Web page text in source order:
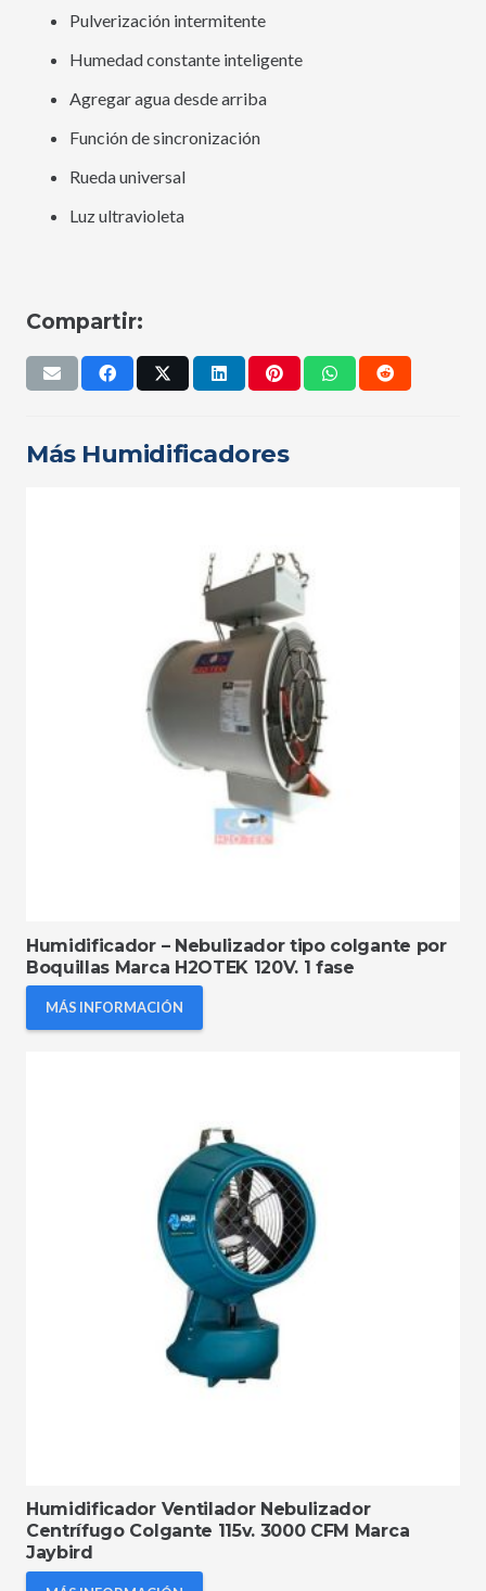
Pulverización intermitente
Humedad constante inteligente
Agregar agua desde arriba
Función de sincronización
Rueda universal
Luz ultravioleta
Compartir:
Más Humidificadores
Humidificador – Nebulizador tipo colgante por
Boquillas Marca H2OTEK 120V. 1 fase
MÁS INFORMACIÓN
Humidificador Ventilador Nebulizador
Centrífugo Colgante 115v. 3000 CFM Marca
Jaybird